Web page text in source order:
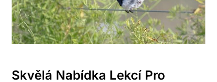
Skvělá Nabídka Lekcí Pro​